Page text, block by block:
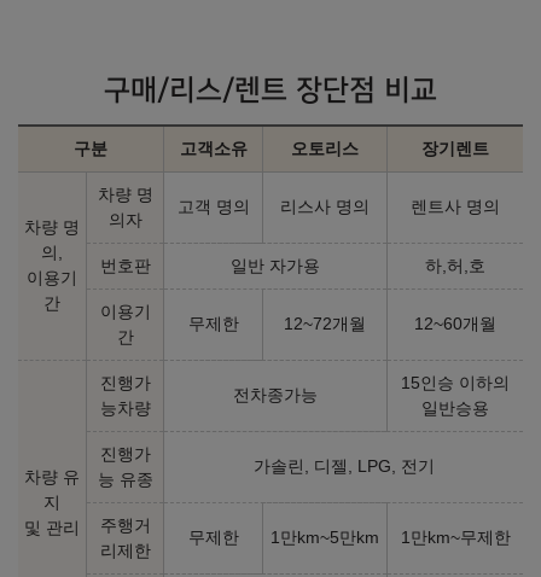
구매/리스/렌트 장단점 비교
구분 고객소유 오토리스 장기렌트
차량 명
의,
이용기
간
차량 명
의자
고객 명의 리스사 명의 렌트사 명의
번호판 일반 자가용 하,허,호
이용기
간
무제한 12~72개월 12~60개월
차량 유
지
및 관리
진행가
능차량
전차종가능
15인승 이하의
일반승용
진행가
능 유종
가솔린, 디젤, LPG, 전기
주행거
리제한
무제한 1만km~5만km 1만km~무제한
휘발유 10.1㎞/ℓ
52,420,000
원
휘발유 9.7㎞/ℓ
53,710,000
2026년형 LPG 3.5 일반판매용 (실효세율 조정)
프리미엄
LPG 7.8
㎞/ℓ
익스클루시브
LPG 7.8㎞/ℓ
2026년형 LPG 3.5 장애인용
익스클루시브 플러스 왼발
장애
LPG 7.8
㎞/ℓ
발 장애
익스클루시브 플러스 왼손오